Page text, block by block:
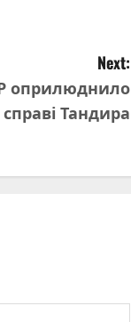
Next:
оприлюднило
Тандира